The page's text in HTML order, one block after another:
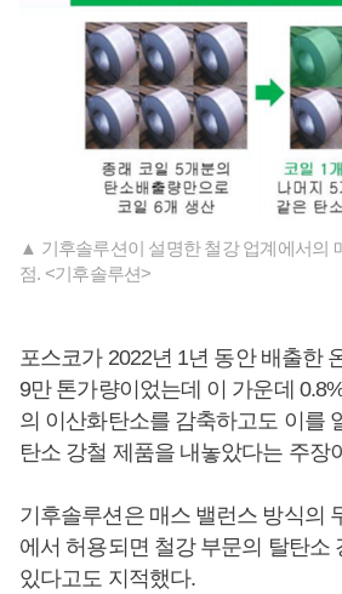
▲ 기후솔루션이 설명한 철강 업계에서의
점. <기후솔루션>
포스코가 2022년 1년 동안 배출한
9만 톤가량이었는데 이 가운데
의 이산화탄소를 감축하고도 이를
탄소 강철 제품을 내놓았다는 주장
기후솔루션은 매스 밸런스 방식의
에서 허용되면 철강 부문의 탈탄소
있다고도 지적했다.